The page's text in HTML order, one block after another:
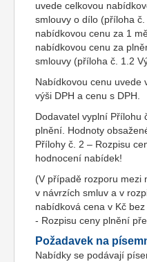
uvede celkovou
smlouvy o dílo (příloha
nabídkovou cenu za 1
nabídkovou cenu za
smlouvy (příloha č. 1.2
Nabídkovou cenu uvede
výši DPH a cenu s DPH.
Dodavatel vyplní Přílohu
plnění. Hodnoty
Přílohy č. 2 – Rozpisu
hodnocení nabídek!
(V případě rozporu mezi
v návrzích smluv a v
nabídková cena v Kč
- Rozpisu ceny plnění
Požadavek na
Nabídky se podávají